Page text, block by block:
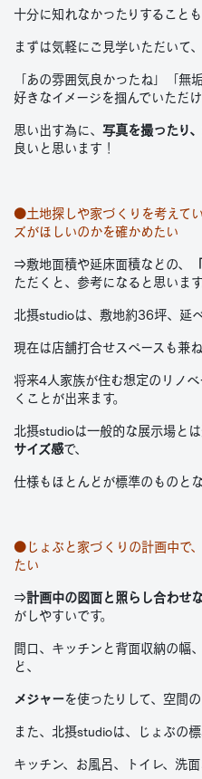
十分に知れなかったりすることも
まずは気軽にご見学いただいて
「あの雰囲気良かったね」「無
好きなイメージを掴んでいただけ
思い出す為に、 写真を撮ったり
良いと思います！
●土地探しや家づくりを考えて
ズがほしいのかを確かめたい
⇒敷地面積や延床面積などの、
ただくと、参考になると思います
北摂studioは、敷地約36坪、延
現在は店舗打合せスペースも兼ね
将来4人家族が住む想定のリノ
くことが出来ます。
北摂studioは一般的な展示場とは
サイズ感で、
仕様もほとんどが標準のものとな
●じょぶと家づくりの計画中で
たい
⇒計画中の図面と照らし合わせ
がしやすいです。
間口、キッチンと背面収納の幅
ど、
メジャーを使ったりして、空間
また、北摂studioは、じょぶの
キッチン、お風呂、トイレ、洗